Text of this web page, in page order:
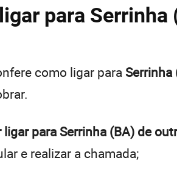
para
como ligar para Serrinha
ligar para Serrinha (BA) de
e realizar a chamada;